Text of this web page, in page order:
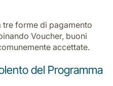
tre forme di pagamento
Voucher, buoni
accettate.
del Programma